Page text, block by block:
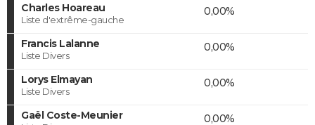
Charles Hoareau
Liste d'extrême-gauche
0,00%
Francis Lalanne
Liste Divers
0,00%
Lorys Elmayan
Liste Divers
0,00%
Gaël Coste-Meunier 0,00%